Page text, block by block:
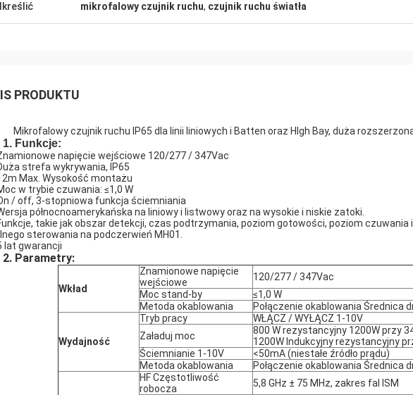
mikrofalowy czujnik ruchu, czujnik ruchu światła
PRODUKTU
Mikrofalowy czujnik ruchu IP65 dla linii liniowych i Batten oraz HIgh Bay, duża
1. Funkcje:
napięcie wejściowe 120/277 / 347Vac
strefa wykrywania, IP65
Max. Wysokość montażu
w trybie czuwania: ≤1,0 W
/ off, 3-stopniowa funkcja ściemniania
północnoamerykańska na liniowy i listwowy oraz na wysokie i niskie zatoki.
takie jak obszar detekcji, czas podtrzymania, poziom gotowości, poziom czuwania
sterowania na podczerwień MH01.
lat gwarancji
2. Parametry:
Wkład
Znamionowe napięcie
wejściowe
120/277 / 347Vac
Moc stand-by
≤1,0 W
Metoda okablowania
Połączenie okablowania Średnica
Wydajność
Tryb pracy
WŁĄCZ / WYŁĄCZ 1-10V
Załaduj moc
800 W rezystancyjny 1200W przy
1200W Indukcyjny rezystancyjny
Ściemnianie 1-10V
<50mA (niestałe źródło prądu)
Metoda okablowania
Połączenie okablowania Średnica
HF Częstotliwość
robocza
5,8 GHz ± 75 MHz, zakres fal ISM